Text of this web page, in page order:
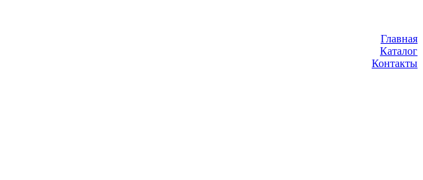
Главная
Каталог
Контакты